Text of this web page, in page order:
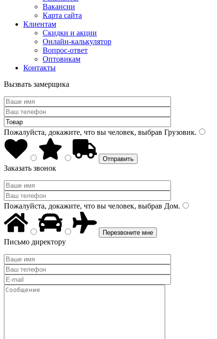
Вакансии
Карта сайта
Клиентам
Скидки и акции
Онлайн-калькулятор
Вопрос-ответ
Оптовикам
Контакты
Вызвать замерщика
Пожалуйста, докажите, что вы человек, выбрав Грузовик.
Заказать звонок
Пожалуйста, докажите, что вы человек, выбрав Дом.
Письмо директору